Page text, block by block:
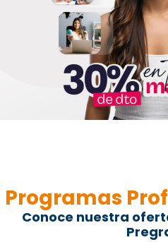
Programas
Conoce nuestra